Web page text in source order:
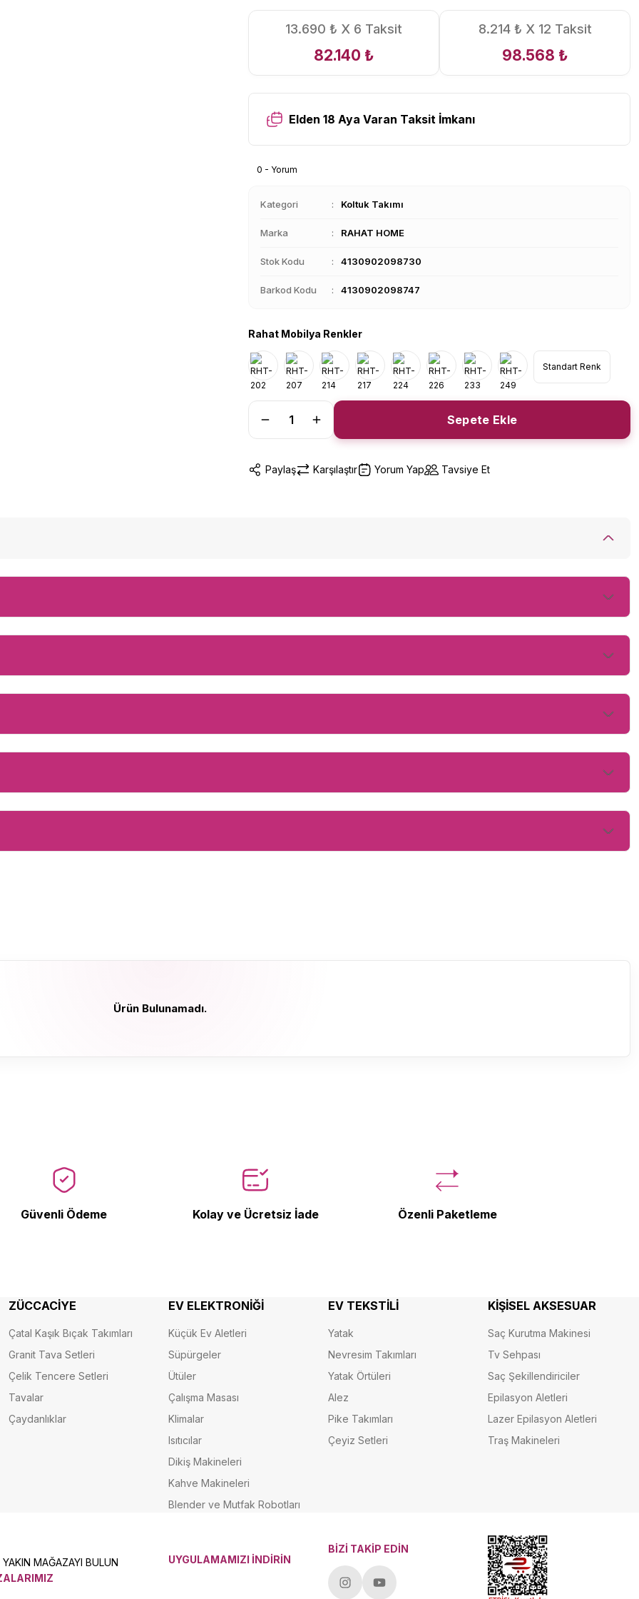
13.690 ₺ X 6 Taksit
82.140 ₺
8.214 ₺ X 12 Taksit
98.568 ₺
Elden 18 Aya Varan Taksit İmkanı
0 - Yorum
Kategori Koltuk Takımı
Marka RAHAT HOME
Stok Kodu 4130902098730
Barkod Kodu 4130902098747
Rahat Mobilya Renkler
Standart Renk
Sepete Ekle
Paylaş Karşılaştır Yorum Yap Tavsiye Et
Ürün Bulunamadı.
Güvenli Ödeme Kolay ve Ücretsiz İade Özenli Paketleme
ZÜCCACİYE
Çatal Kaşık Bıçak Takımları
Granit Tava Setleri
Çelik Tencere Setleri
Tavalar
Çaydanlıklar
EV ELEKTRONİĞİ
Küçük Ev Aletleri
Süpürgeler
Ütüler
Çalışma Masası
Klimalar
Isıtıcılar
Dikiş Makineleri
Kahve Makineleri
Blender ve Mutfak Robotları
EV TEKSTİLİ
Yatak
Nevresim Takımları
Yatak Örtüleri
Alez
Pike Takımları
Çeyiz Setleri
KİŞİSEL AKSESUAR
Saç Kurutma Makinesi
Tv Sehpası
Saç Şekillendiriciler
Epilasyon Aletleri
Lazer Epilasyon Aletleri
Traş Makineleri
MAĞAZAYI BULUN
UYGULAMAMIZI İNDİRİN
BİZİ TAKİP EDİN